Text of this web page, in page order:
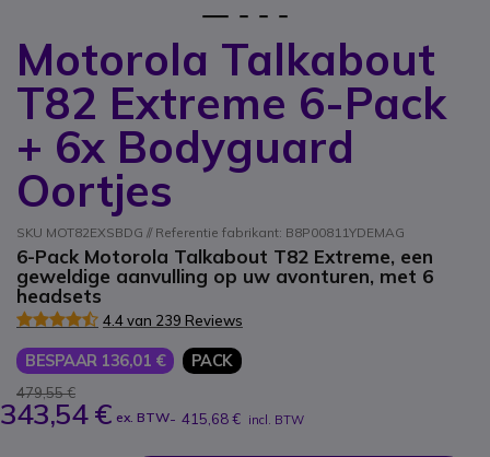
Motorola Talkabout
T82 Extreme 6-Pack
+ 6x Bodyguard
Oortjes
SKU MOT82EXSBDG // Referentie fabrikant: B8P00811YDEMAG
6-Pack Motorola Talkabout T82 Extreme, een
geweldige aanvulling op uw avonturen, met 6
headsets
4.4 van 239 Reviews
BESPAAR 136,01 € PACK
479,55 €
343,54 € ex. BTW- 415,68 € incl. BTW
Ga naar het begin van de afbeeldingen-gallerij